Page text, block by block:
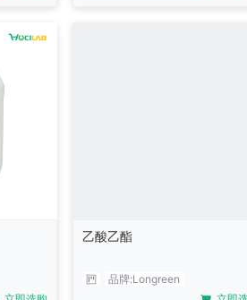
乙酸乙酯
品牌:Longreen